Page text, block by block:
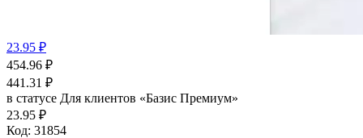
23.95 ₽
454.96 ₽
441.31 ₽
в статусе Для клиентов «Базис Премиум»
23.95 ₽
Код: 31854